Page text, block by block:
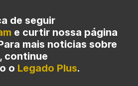
de seguir
e curtir nossa página
mais noticias sobre
continue
o Legado Plus.